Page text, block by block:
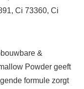
Ci 73360, Ci
&
Powder geeft
formule zorgt